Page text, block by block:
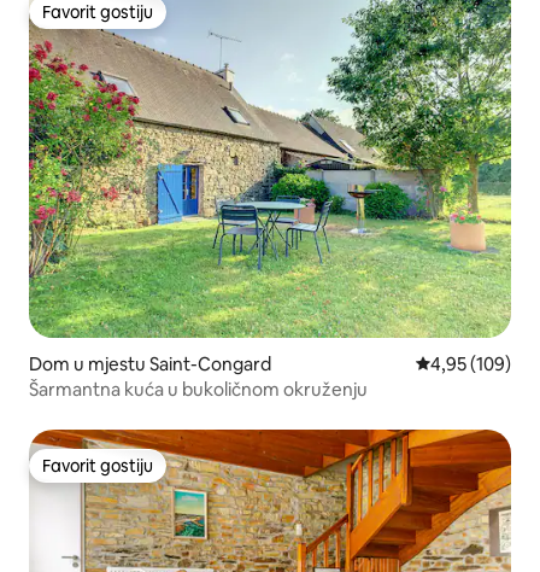
Favorit gostiju
Favorit gostiju
Dom u mjestu Saint-Congard Prosječna
4,95 (109)
Šarmantna kuća u bukoličnom okruženju
Favorit gostiju
Favorit gostiju